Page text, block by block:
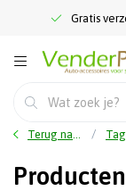
Gratis
Terug naar home